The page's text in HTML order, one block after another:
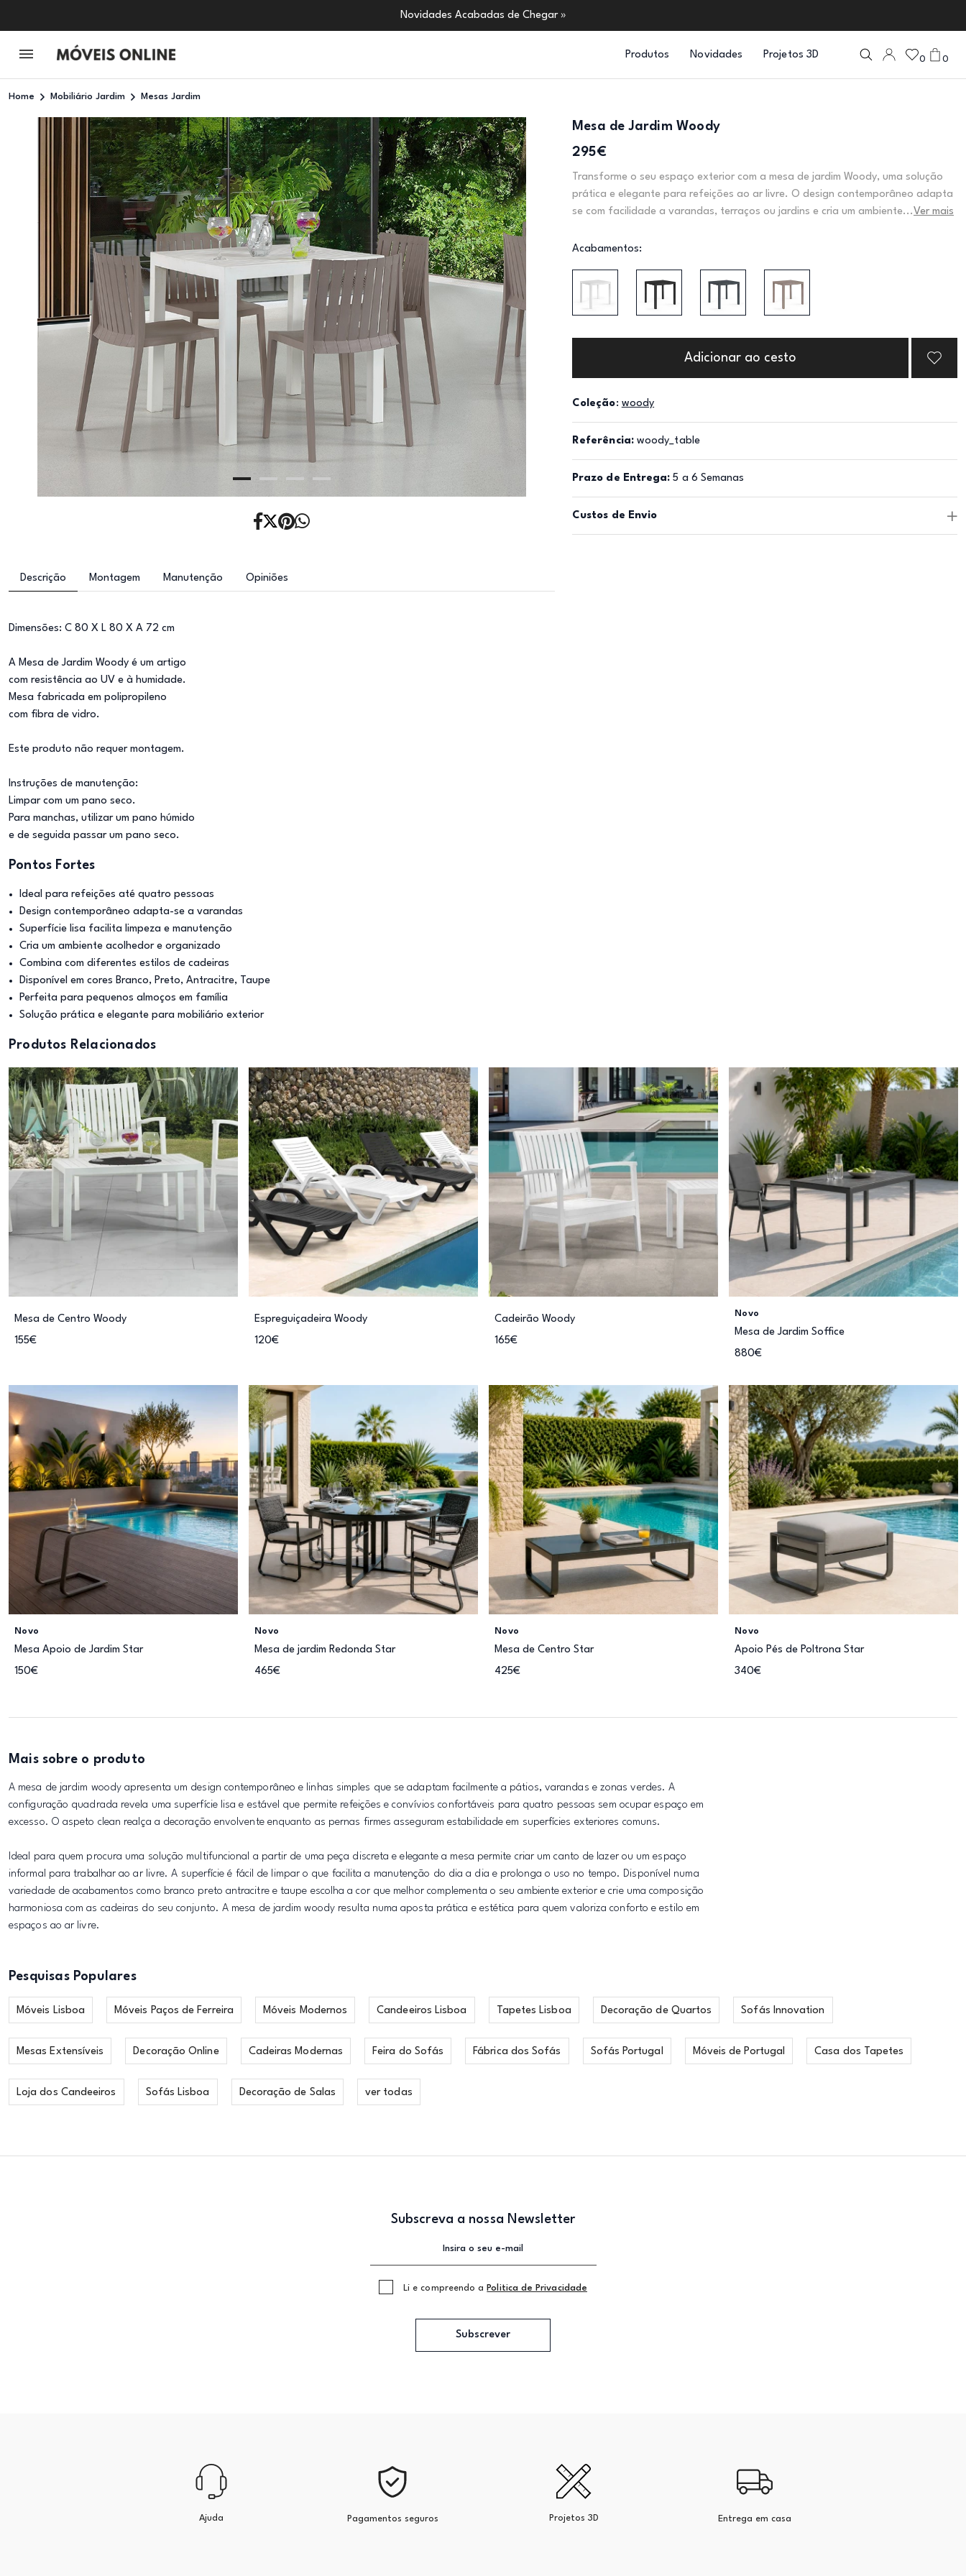
Novidades Acabadas de Chegar »
Produtos Novidades Projetos 3D 0 0
Home Mobiliário Jardim Mesas Jardim
Mesa de Jardim Woody
295€
Transforme o seu espaço exterior com a mesa de jardim Woody, uma solução
prática e elegante para refeições ao ar livre. O design contemporâneo adapta
se com facilidade a varandas, terraços ou jardins e cria um ambiente... Ver mais
Acabamentos:
Adicionar ao cesto
Coleção: woody
Referência: woody_table
Prazo de Entrega: 5 a 6 Semanas
Custos de Envio
Descrição Montagem Manutenção Opiniões
Dimensões: C 80 X L 80 X A 72 cm
A Mesa de Jardim Woody é um artigo
com resistência ao UV e à humidade.
Mesa fabricada em polipropileno
com fibra de vidro.
Este produto não requer montagem.
Instruções de manutenção:
Limpar com um pano seco.
Para manchas, utilizar um pano húmido
e de seguida passar um pano seco.
Pontos Fortes
Ideal para refeições até quatro pessoas
Design contemporâneo adapta-se a varandas
Superfície lisa facilita limpeza e manutenção
Cria um ambiente acolhedor e organizado
Combina com diferentes estilos de cadeiras
Disponível em cores Branco, Preto, Antracitre, Taupe
Perfeita para pequenos almoços em família
Solução prática e elegante para mobiliário exterior
Produtos Relacionados
Mesa de Centro Woody
155€
Espreguiçadeira Woody
120€
Cadeirão Woody
165€
Novo
Mesa de Jardim Soffice
880€
Novo
Mesa Apoio de Jardim Star
150€
Novo
Mesa de jardim Redonda Star
465€
Novo
Mesa de Centro Star
425€
Novo
Apoio Pés de Poltrona Star
340€
Mais sobre o produto
A mesa de jardim woody apresenta um design contemporâneo e linhas simples que se adaptam facilmente a pátios, varandas e zonas verdes. A
configuração quadrada revela uma superfície lisa e estável que permite refeições e convívios confortáveis para quatro pessoas sem ocupar espaço em
excesso. O aspeto clean realça a decoração envolvente enquanto as pernas firmes asseguram estabilidade em superfícies exteriores comuns.
Ideal para quem procura uma solução multifuncional a partir de uma peça discreta e elegante a mesa permite criar um canto de lazer ou um espaço
informal para trabalhar ao ar livre. A superfície é fácil de limpar o que facilita a manutenção do dia a dia e prolonga o uso no tempo. Disponível numa
variedade de acabamentos como branco preto antracitre e taupe escolha a cor que melhor complementa o seu ambiente exterior e crie uma composição
harmoniosa com as cadeiras do seu conjunto. A mesa de jardim woody resulta numa aposta prática e estética para quem valoriza conforto e estilo em
espaços ao ar livre.
Pesquisas Populares
Móveis Lisboa Móveis Paços de Ferreira Móveis Modernos Candeeiros Lisboa Tapetes Lisboa Decoração de Quartos Sofás Innovation
Mesas Extensíveis Decoração Online Cadeiras Modernas Feira do Sofás Fábrica dos Sofás Sofás Portugal Móveis de Portugal Casa dos Tapetes
Loja dos Candeeiros Sofás Lisboa Decoração de Salas ver todas
Subscreva a nossa Newsletter
Li e compreendo a Politica de Privacidade
Subscrever
Ajuda Pagamentos seguros Projetos 3D Entrega em casa